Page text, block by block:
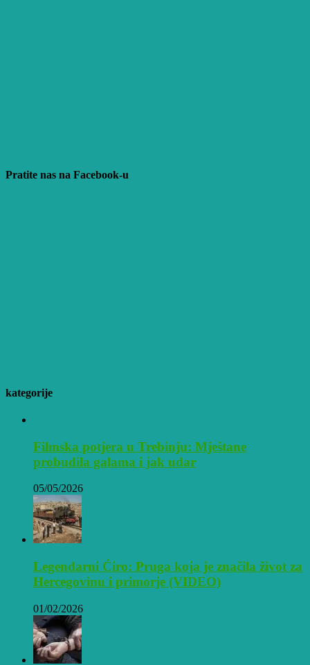
Pratite nas na Facebook-u
kategorije
Filmska potjera u Trebinju: Mještane
probudila galama i jak udar
05/05/2026
Legendarni Ćiro: Pruga koja je značila život za
Hercegovinu i primorje (VIDEO)
01/02/2026